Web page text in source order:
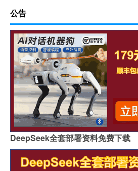
公告
DeepSeek全套部署资料免费下载